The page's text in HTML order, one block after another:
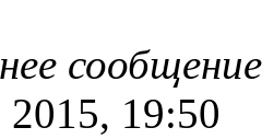
сообщение
19:50